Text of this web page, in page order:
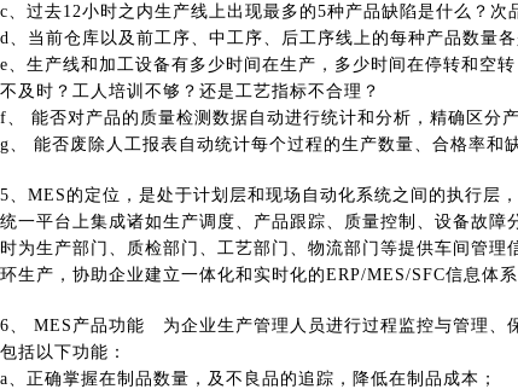
c、过去12小时之内生产线上出现最多的5种产品缺陷是什么？次
d、当前仓库以及前工序、中工序、后工序线上的每种产品数量
e、生产线和加工设备有多少时间在生产，多少时间在停转和空
不及时？工人培训不够？还是工艺指标不合理？
f、 能否对产品的质量检测数据自动进行统计和分析，精确区分
g、 能否废除人工报表自动统计每个过程的生产数量、合格率和
5、MES的定位，是处于计划层和现场自动化系统之间的执行层
统一平台上集成诸如生产调度、产品跟踪、质量控制、设备故
时为生产部门、质检部门、工艺部门、物流部门等提供车间管
环生产，协助企业建立一体化和实时化的ERP/MES/SFC信息体系
6、 MES产品功能 为企业生产管理人员进行过程监控与管理、
包括以下功能：
a、正确掌握在制品数量，及不良品的追踪，降低在制品成本；